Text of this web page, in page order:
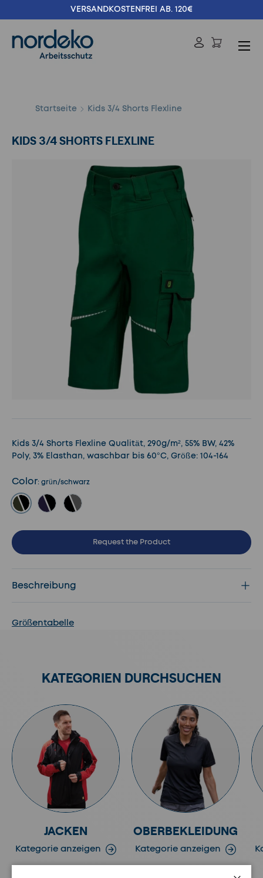
Direkt zum Inhalt
VERSANDKOSTENFREI AB. 120€
Einloggen
Startseite Kids 3/4 Shorts Flexline
KIDS 3/4 SHORTS FLEXLINE
Kids 3/4 Shorts Flexline Qualität, 290g/m², 55% BW, 42%
Poly, 3% Elasthan, waschbar bis 60°C, Größe: 104-164
Color: grün/schwarz
grün/schwarz
Request the Product
Beschreibung
Größentabelle
KATEGORIEN DURCHSUCHEN
JACKEN
Kategorie anzeigen
OBERBEKLEIDUNG
Kategorie anzeigen